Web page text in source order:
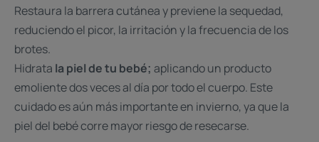
Restaura la barrera cutánea y previene la sequedad,
reduciendo el picor, la irritación y la frecuencia de los
brotes.
Hidrata la piel de tu bebé; aplicando un producto
emoliente dos veces al día por todo el cuerpo. Este
cuidado es aún más importante en invierno, ya que la
piel del bebé corre mayor riesgo de resecarse.